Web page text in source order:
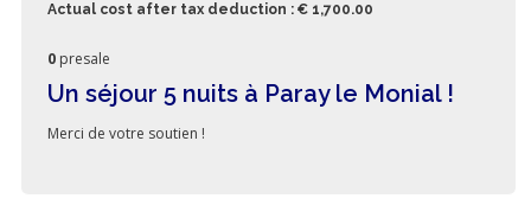
Actual cost after tax deduction : € 1,700.00
0 presale
Un séjour 5 nuits à Paray le Monial !
Merci de votre soutien !